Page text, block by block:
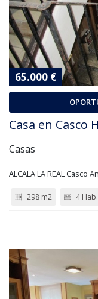
65.000 €
Casa en Casco
Casas
ALCALA LA REAL Casco
298 m2 4 Hab.